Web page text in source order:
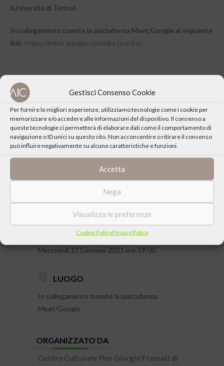
Gestisci Consenso Cookie
Per fornire le migliori esperienze, utilizziamo tecnologie come i cookie per
memorizzare e/o accedere alle informazioni del dispositivo. Il consenso a
queste tecnologie ci permetterà di elaborare dati come il comportamento di
navigazione o ID unici su questo sito. Non acconsentire o ritirare il consenso
può influire negativamente su alcune caratteristiche e funzioni.
Accetta
Nega
Visualizza le preferenze
Cookie PolicyPrivacy Policy
(Università di Torino).
In collegamento tramite la piattaforma Meet/Google al seguente
link: https://meet.google.com/ukv-jssz-kxn
CONDIVIDI QUESTO EVENTO
DATA
Mercoledì 13 Gennaio 2021 ore 19:00
LUOGO
In collegamento tramite la piattaforma
Meet/Google
ORGANIZZATO DA
Centro Culturale Pier Giorgio Frassati di